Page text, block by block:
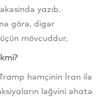
yazıb.
görə, digər
mövcuddur.
həmçinin İran ilə
ləğvini əhatə